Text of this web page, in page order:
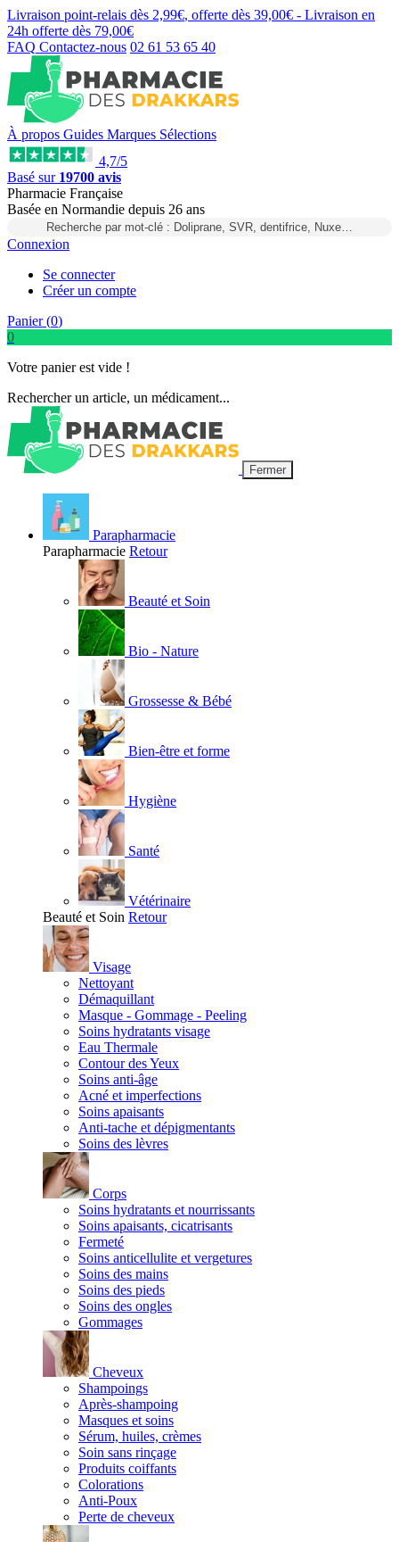
Livraison point-relais dès 2,99€, offerte dès 39,00€ - Livraison en
24h offerte dès 79,00€
FAQ Contactez-nous 02 61 53 65 40
À propos Guides Marques Sélections
4,7/5
Basé sur 19700 avis
Pharmacie Française
Basée en Normandie depuis 26 ans
Recherche par mot-clé : Doliprane, SVR, dentifrice, Nuxe…
Connexion
Se connecter
Créer un compte
Panier (0)
0
Votre panier est vide !
Rechercher un article, un médicament...
Fermer
Parapharmacie
Parapharmacie Retour
Beauté et Soin
Bio - Nature
Grossesse & Bébé
Bien-être et forme
Hygiène
Santé
Vétérinaire
Beauté et Soin Retour
Visage
Nettoyant
Démaquillant
Masque - Gommage - Peeling
Soins hydratants visage
Eau Thermale
Contour des Yeux
Soins anti-âge
Acné et imperfections
Soins apaisants
Anti-tache et dépigmentants
Soins des lèvres
Corps
Soins hydratants et nourrissants
Soins apaisants, cicatrisants
Fermeté
Soins anticellulite et vergetures
Soins des mains
Soins des pieds
Soins des ongles
Gommages
Cheveux
Shampoings
Après-shampoing
Masques et soins
Sérum, huiles, crèmes
Soin sans rinçage
Produits coiffants
Colorations
Anti-Poux
Perte de cheveux